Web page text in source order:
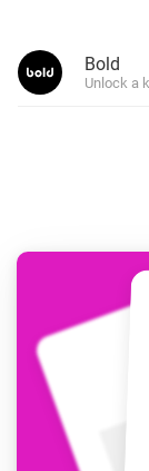
Bold
Unlock a